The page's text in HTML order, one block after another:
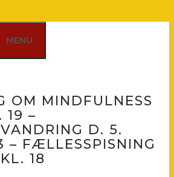
MENU
OM MINDFULNESS
19 –
D. 5.
– FÆLLESSPISNING
18